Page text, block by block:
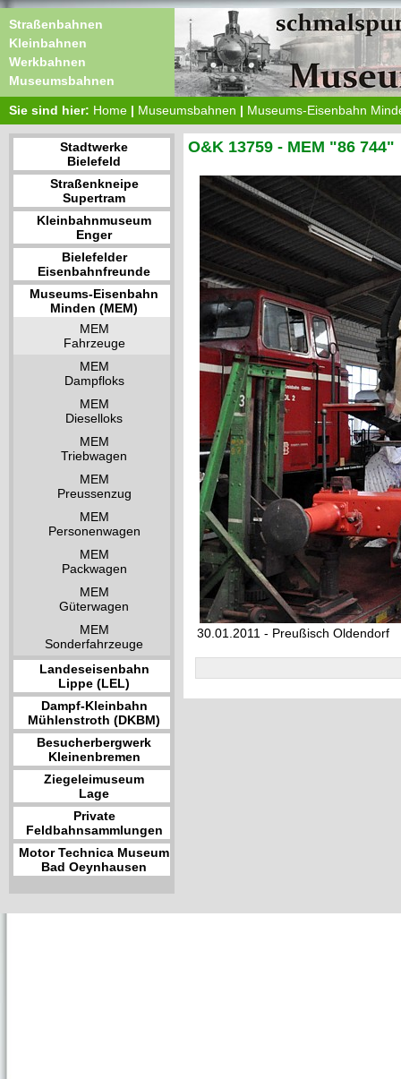
Straßenbahnen
Kleinbahnen
Werkbahnen
Museumsbahnen
Sie sind hier: Home | Museumsbahnen | Museums-Eisenbahn
Stadtwerke
Bielefeld
Straßenkneipe
Supertram
Kleinbahnmuseum
Enger
Bielefelder
Eisenbahnfreunde
Museums-Eisenbahn
Minden (MEM)
MEM
Fahrzeuge
MEM
Dampfloks
MEM
Dieselloks
MEM
Triebwagen
MEM
Preussenzug
MEM
Personenwagen
MEM
Packwagen
MEM
Güterwagen
MEM
Sonderfahrzeuge
Landeseisenbahn
Lippe (LEL)
Dampf-Kleinbahn
Mühlenstroth (DKBM)
Besucherbergwerk
Kleinenbremen
Ziegeleimuseum
Lage
Private
Feldbahnsammlungen
Motor Technica Museum
Bad Oeynhausen
O&K 13759 - MEM "86 744"
30.01.2011 - Preußisch Oldendorf